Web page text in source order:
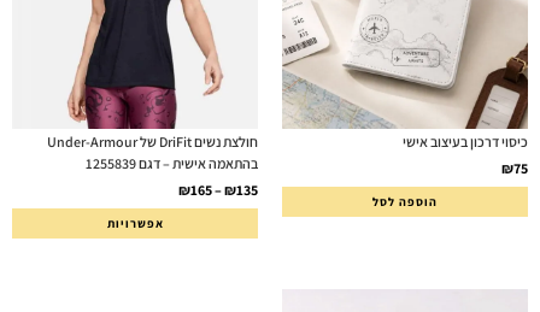
כיסוי דרכון בעיצוב אישי
₪75
הוספה לסל
חולצת נשים DriFit של Under-Armour
בהתאמה אישית – דגם 1255839
₪135
–
₪165
אפשרויות